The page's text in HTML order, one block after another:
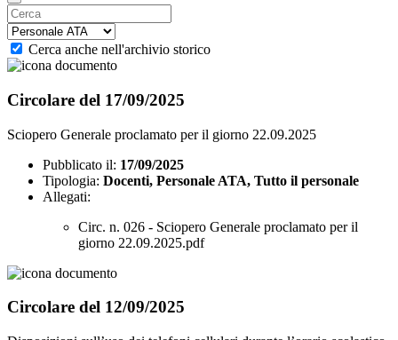
Cerca anche nell'archivio storico
Circolare del 17/09/2025
Sciopero Generale proclamato per il giorno 22.09.2025
Pubblicato il: 17/09/2025
Tipologia: Docenti, Personale ATA, Tutto il personale
Allegati:
Circ. n. 026 - Sciopero Generale proclamato per il
giorno 22.09.2025.pdf
Circolare del 12/09/2025